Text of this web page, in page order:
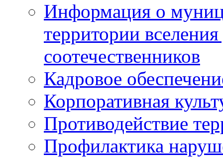
Информация о
территории
соотечественников
Кадровое
Корпоративная
Противодействие
Профилактика